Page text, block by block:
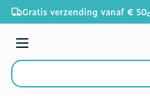
Ga naar de inhoud
Gratis verzending vanaf € 50
Menu
Product, merk, categorie...